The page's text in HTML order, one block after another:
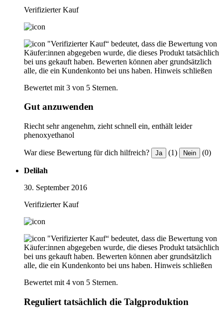
Verifizierter Kauf
"Verifizierter Kauf“ bedeutet, dass die Bewertung von
Käufer:innen abgegeben wurde, die dieses Produkt tatsächlich
bei uns gekauft haben. Bewerten können aber grundsätzlich
alle, die ein Kundenkonto bei uns haben. Hinweis schließen
Bewertet mit 3 von 5 Sternen.
Gut anzuwenden
Riecht sehr angenehm, zieht schnell ein, enthält leider
phenoxyethanol
War diese Bewertung für dich hilfreich? Ja (1) Nein (0)
Delilah
30. September 2016
Verifizierter Kauf
"Verifizierter Kauf“ bedeutet, dass die Bewertung von
Käufer:innen abgegeben wurde, die dieses Produkt tatsächlich
bei uns gekauft haben. Bewerten können aber grundsätzlich
alle, die ein Kundenkonto bei uns haben. Hinweis schließen
Bewertet mit 4 von 5 Sternen.
Reguliert tatsächlich die Talgproduktion